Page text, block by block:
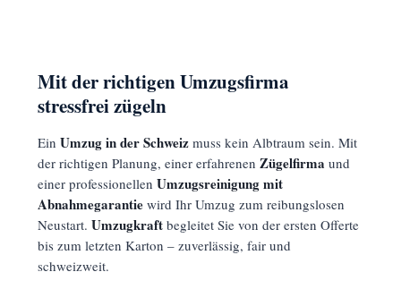
Mit der richtigen Umzugsfirma
stressfrei zügeln
EinUmzug in der Schweiz muss kein Albtraum sein. Mit
der richtigen Planung, einer erfahrenen Zügelfirma und
einer professionellenUmzugsreinigung mit
Abnahmegarantie wird Ihr Umzug zum reibungslosen
Neustart.Umzugkraft begleitet Sie von der ersten Offerte
bis zum letzten Karton – zuverlässig, fair und
schweizweit.